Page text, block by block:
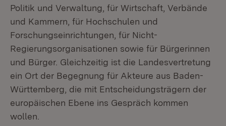
Politik und Verwaltung, für Wirtschaft, Verbände
und Kammern, für Hochschulen und
Forschungseinrichtungen, für Nicht-
Regierungsorganisationen sowie für Bürgerinnen
und Bürger. Gleichzeitig ist die Landesvertretung
ein Ort der Begegnung für Akteure aus Baden-
Württemberg, die mit Entscheidungsträgern der
europäischen Ebene ins Gespräch kommen
wollen.